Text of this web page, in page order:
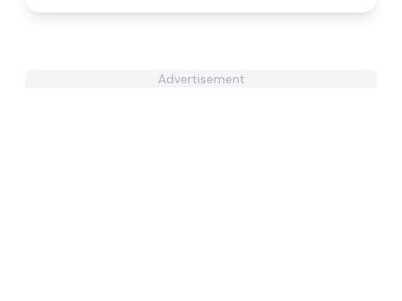
Advertisement